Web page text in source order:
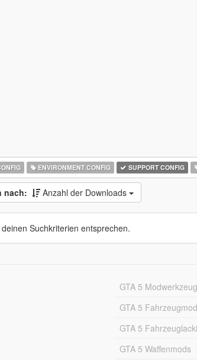
ENVIRONMENT CONFIG SUPPORT CONFIG
nach: Anzahl der Downloads
Suchkriterien entsprechen.
GTA 5
GTA 5
GTA 5
GTA 5 Waffenmods